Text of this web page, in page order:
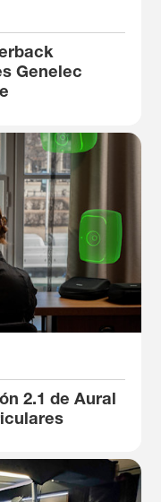
Genelec
2.1 de Aural